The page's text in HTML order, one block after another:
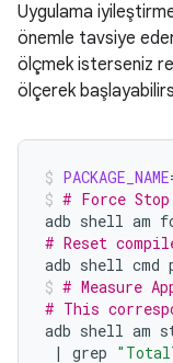
Uygulama
önemle tavsiye
ölçmek isterseniz
ölçerek
PACKAGE_NAME
# Force Stop
adb shell am
# Reset
adb shell cmd
# Measure
# This
adb shell am
|
grep